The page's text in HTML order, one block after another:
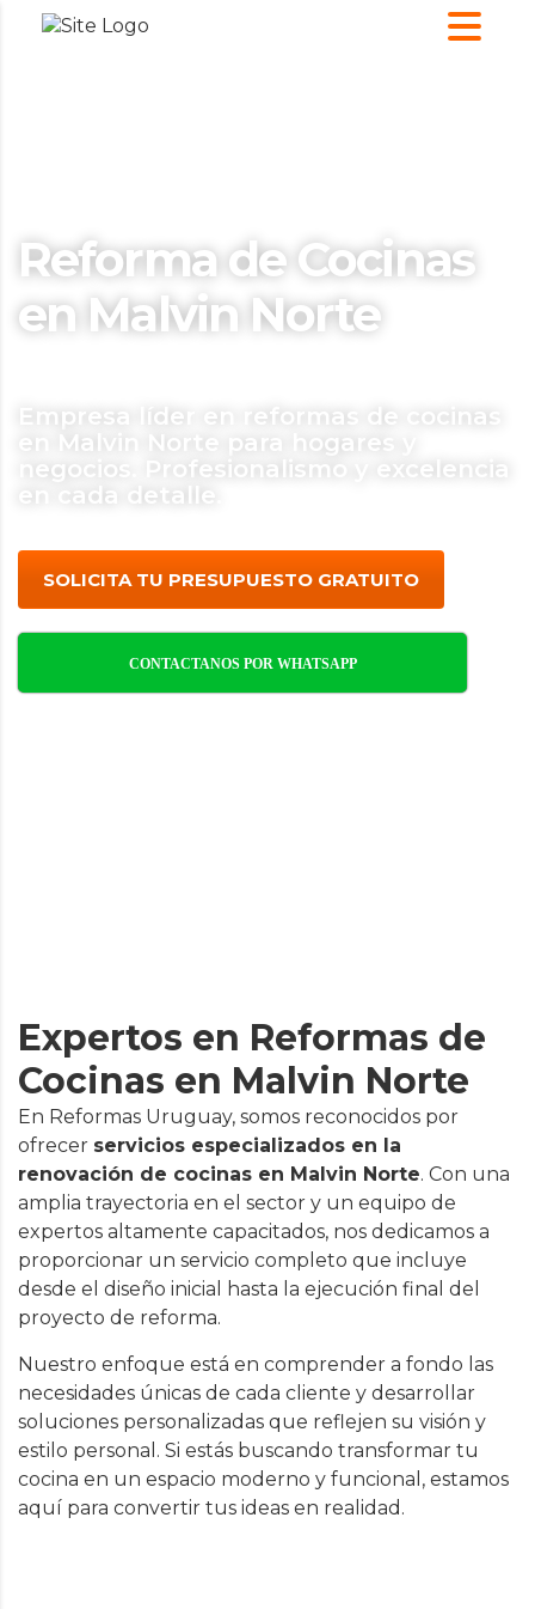
Reforma de Cocinas
en Malvin Norte
Empresa líder en reformas de cocinas
en Malvin Norte para hogares y
negocios. Profesionalismo y excelencia
en cada detalle.
SOLICITA TU PRESUPUESTO GRATUITO
CONTACTANOS POR WHATSAPP
Expertos en Reformas de
Cocinas en Malvin Norte
En Reformas Uruguay, somos reconocidos por
ofrecer servicios especializados en la
renovación de cocinas en Malvin Norte. Con una
amplia trayectoria en el sector y un equipo de
expertos altamente capacitados, nos dedicamos a
proporcionar un servicio completo que incluye
desde el diseño inicial hasta la ejecución final del
proyecto de reforma.
Nuestro enfoque está en comprender a fondo las
necesidades únicas de cada cliente y desarrollar
soluciones personalizadas que reflejen su visión y
estilo personal. Si estás buscando transformar tu
cocina en un espacio moderno y funcional, estamos
aquí para convertir tus ideas en realidad.